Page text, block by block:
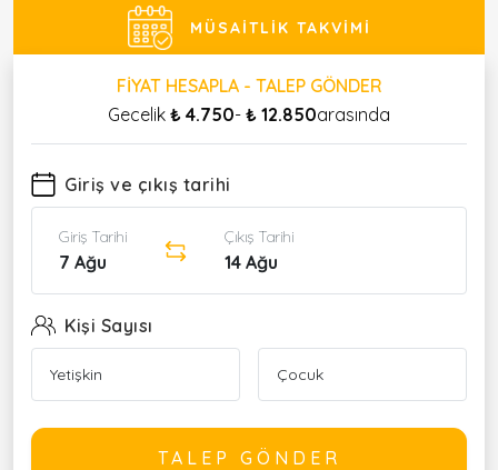
MÜSAITLIK TAKVIMI
FIYAT HESAPLA - TALEP GÖNDER
Gecelik ₺ 4.750- ₺ 12.850arasında
Giriş ve çıkış tarihi
Giriş Tarihi
7 Ağu
Çıkış Tarihi
14 Ağu
Kişi Sayısı
TALEP GÖNDER